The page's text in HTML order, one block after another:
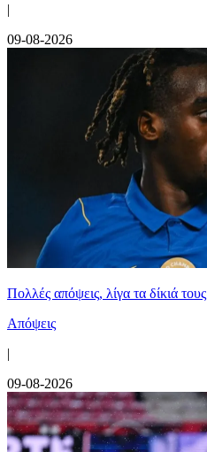
|
09-08-2026
Πολλές απόψεις, λίγα τα δίκιά τους
Απόψεις
|
09-08-2026